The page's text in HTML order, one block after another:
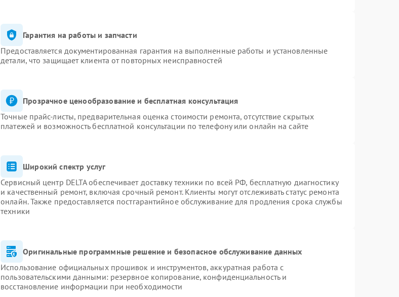
Гарантия на работы и запчасти
Предоставляется документированная гарантия на выполненные работы и установленные
детали, что защищает клиента от повторных неисправностей
Прозрачное ценообразование и бесплатная консультация
Точные прайс-листы, предварительная оценка стоимости ремонта, отсутствие скрытых
платежей и возможность бесплатной консультации по телефону или онлайн на сайте
Широкий спектр услуг
Сервисный центр DELTA обеспечивает доставку техники по всей РФ, бесплатную диагностику
и качественный ремонт, включая срочный ремонт. Клиенты могут отслеживать статус ремонта
онлайн. Также предоставляется постгарантийное обслуживание для продления срока службы
техники
Оригинальные программные решение и безопасное обслуживание данных
Использование официальных прошивок и инструментов, аккуратная работа с
пользовательскими данными: резервное копирование, конфиденциальность и
восстановление информации при необходимости